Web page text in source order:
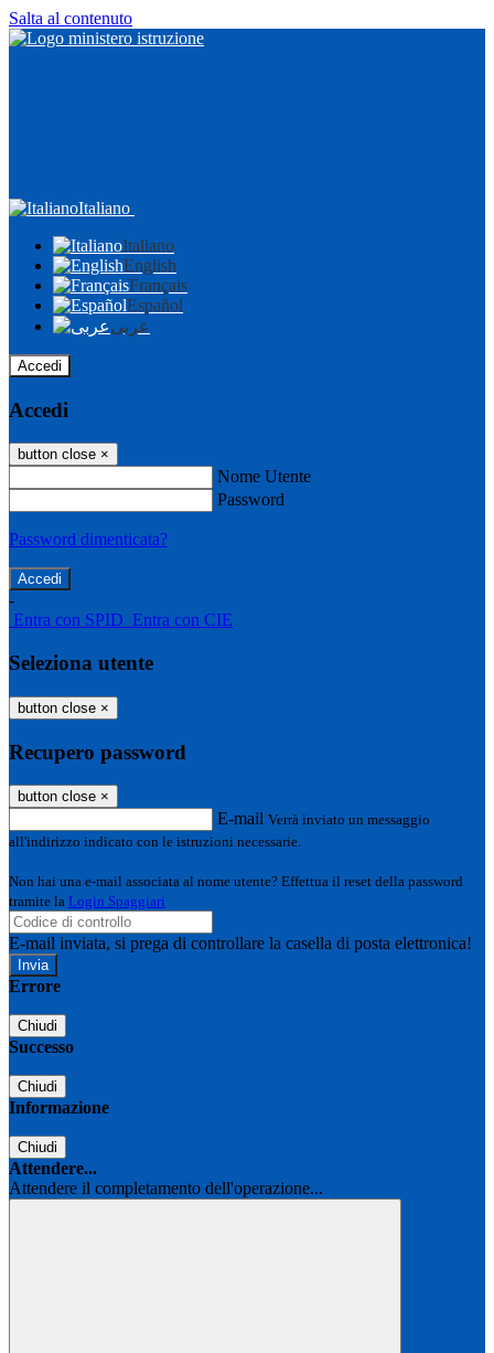
Salta al contenuto
Italiano
Italiano
English
Français
Español
عربى
Accedi
Accedi
button close ×
Nome Utente
Password
Password dimenticata?
-
Entra con SPID Entra con CIE
Seleziona utente
button close ×
Recupero password
button close ×
E-mail Verrà inviato un messaggio
all'indirizzo indicato con le istruzioni necessarie.
Non hai una e-mail associata al nome utente? Effettua il reset della password
tramite la Login Spaggiari
E-mail inviata, si prega di controllare la casella di posta elettronica!
Errore
Chiudi
Successo
Chiudi
Informazione
Chiudi
Attendere...
Attendere il completamento dell'operazione...